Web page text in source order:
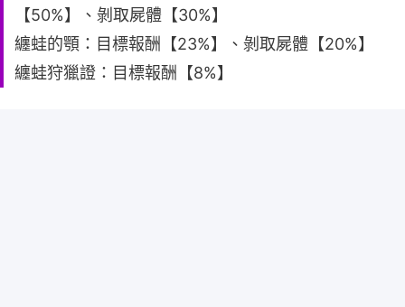
【50%】、剝取屍體【30%】
纏蛙的顎：目標報酬【23%】、剝取屍體【20%】
纏蛙狩獵證：目標報酬【8%】